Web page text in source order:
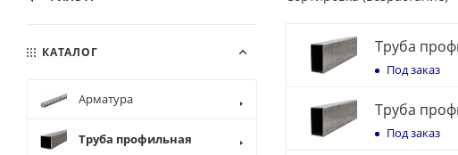
Труба
Под заказ
Труба
Под заказ
КАТАЛОГ
Арматура
Труба профильная